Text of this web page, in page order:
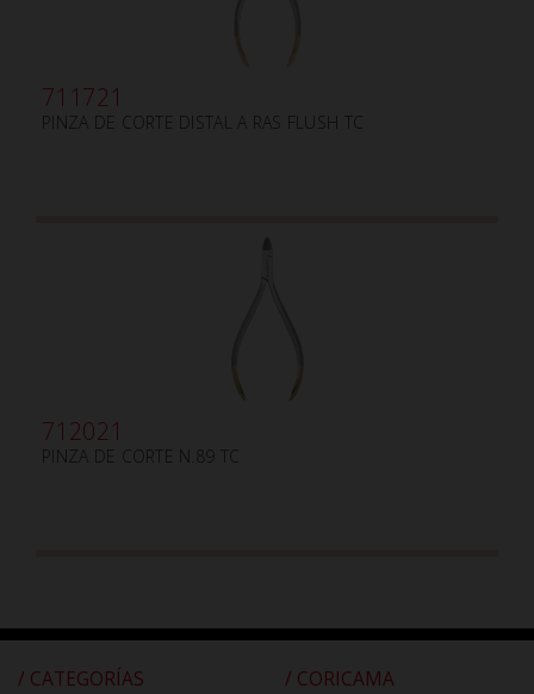
711721
PINZA DE CORTE DISTAL A RAS FLUSH TC
712021
PINZA DE CORTE N.89 TC
/ CATEGORÍAS / CORICAMA